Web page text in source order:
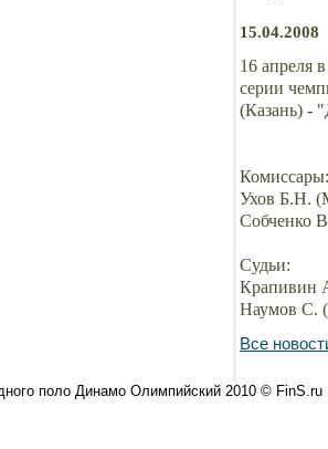
15.04.2008
16 апреля
серии
(Казань) -
Комиссары:
Ухов Б.Н.
Собченко
Судьи:
Крапивин
Наумов С.
Все
поло Динамо Олимпийский 2010 © FinS.ru